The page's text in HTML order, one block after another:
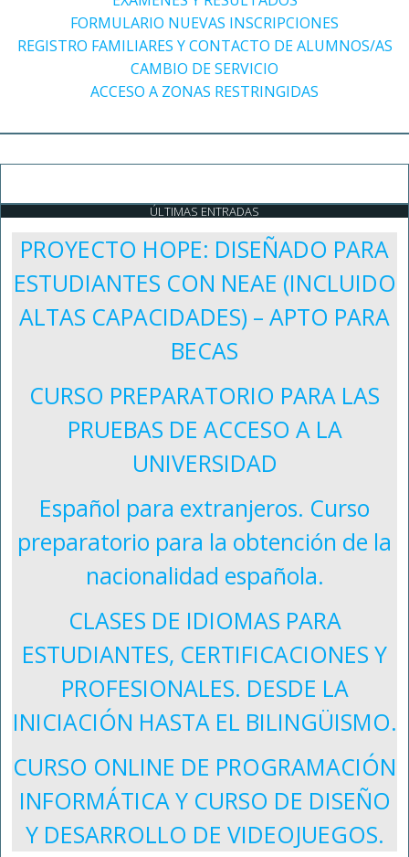
FORMULARIO NUEVAS INSCRIPCIONES
REGISTRO FAMILIARES Y CONTACTO DE ALUMNOS/AS
CAMBIO DE SERVICIO
ACCESO A ZONAS RESTRINGIDAS
ÚLTIMAS ENTRADAS
PROYECTO HOPE: DISEÑADO PARA
ESTUDIANTES CON NEAE (INCLUIDO
ALTAS CAPACIDADES) – APTO PARA
BECAS
CURSO PREPARATORIO PARA LAS
PRUEBAS DE ACCESO A LA
UNIVERSIDAD
Español para extranjeros. Curso
preparatorio para la obtención de la
nacionalidad española.
CLASES DE IDIOMAS PARA
ESTUDIANTES, CERTIFICACIONES Y
PROFESIONALES. DESDE LA
INICIACIÓN HASTA EL BILINGÜISMO.
CURSO ONLINE DE PROGRAMACIÓN
INFORMÁTICA Y CURSO DE DISEÑO
Y DESARROLLO DE VIDEOJUEGOS.